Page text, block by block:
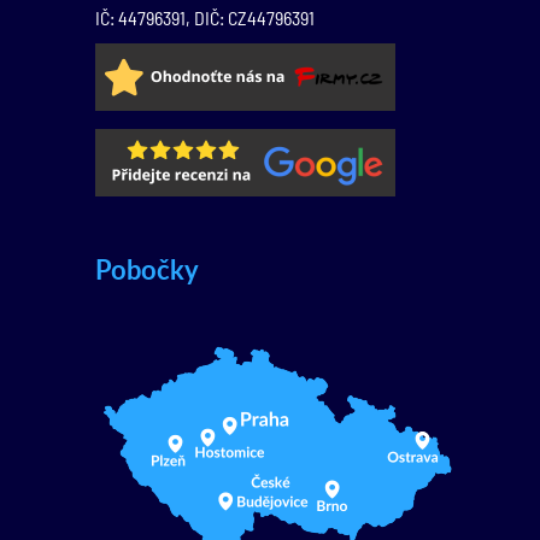
IČ: 44796391, DIČ: CZ44796391
Pobočky